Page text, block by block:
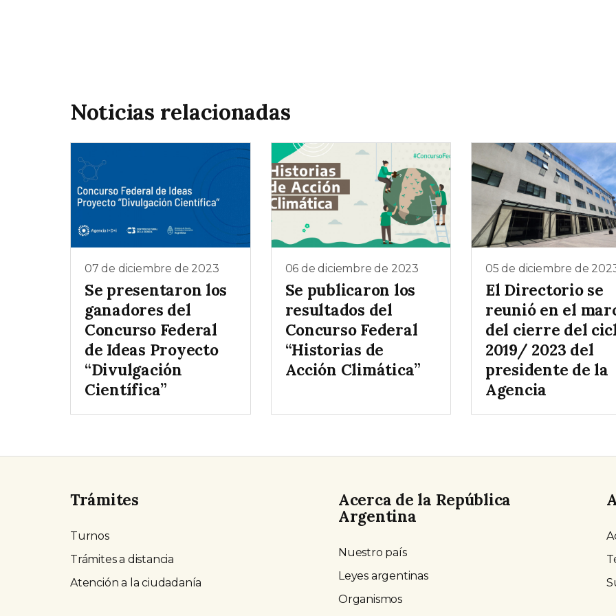
Noticias relacionadas
07 de diciembre de 2023
Se presentaron los
ganadores del
Concurso Federal
de Ideas Proyecto
“Divulgación
Científica”
06 de diciembre de 2023
Se publicaron los
resultados del
Concurso Federal
“Historias de
Acción Climática”
05 de diciembre de
El Directorio se
reunió en el
del cierre del
2019/ 2023 del
presidente de la
Agencia
Trámites
Turnos
Trámites a distancia
Atención a la ciudadanía
Acerca de la República
Argentina
Nuestro país
Leyes argentinas
Organismos